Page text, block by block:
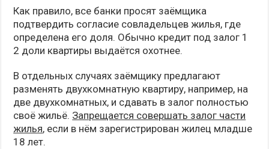
Как правило, все банки просят заёмщика
подтвердить согласие совладельцев жилья, где
определена его доля. Обычно кредит под залог 1
2 доли квартиры выдаётся охотнее.
В отдельных случаях заёмщику предлагают
разменять двухкомнатную квартиру, например, на
две двухкомнатных, и сдавать в залог полностью
своё жильё. Запрещается совершать залог части
жилья, если в нём зарегистрирован жилец младше
18 лет.